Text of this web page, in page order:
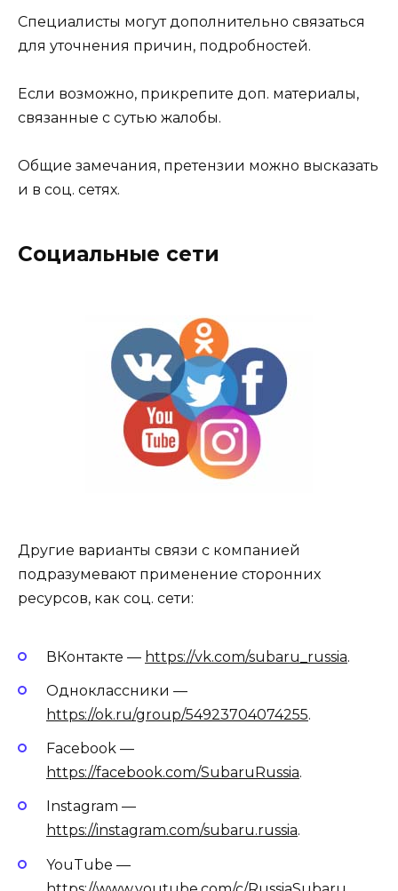
Специалисты могут дополнительно связаться
для уточнения причин, подробностей.
Если возможно, прикрепите доп. материалы,
связанные с сутью жалобы.
Общие замечания, претензии можно высказать
и в соц. сетях.
Социальные сети
Другие варианты связи с компанией
подразумевают применение сторонних
ресурсов, как соц. сети:
ВКонтакте — https://vk.com/subaru_russia.
Одноклассники —
https://ok.ru/group/54923704074255.
Facebook —
https://facebook.com/SubaruRussia.
Instagram —
https://instagram.com/subaru.russia.
YouTube —